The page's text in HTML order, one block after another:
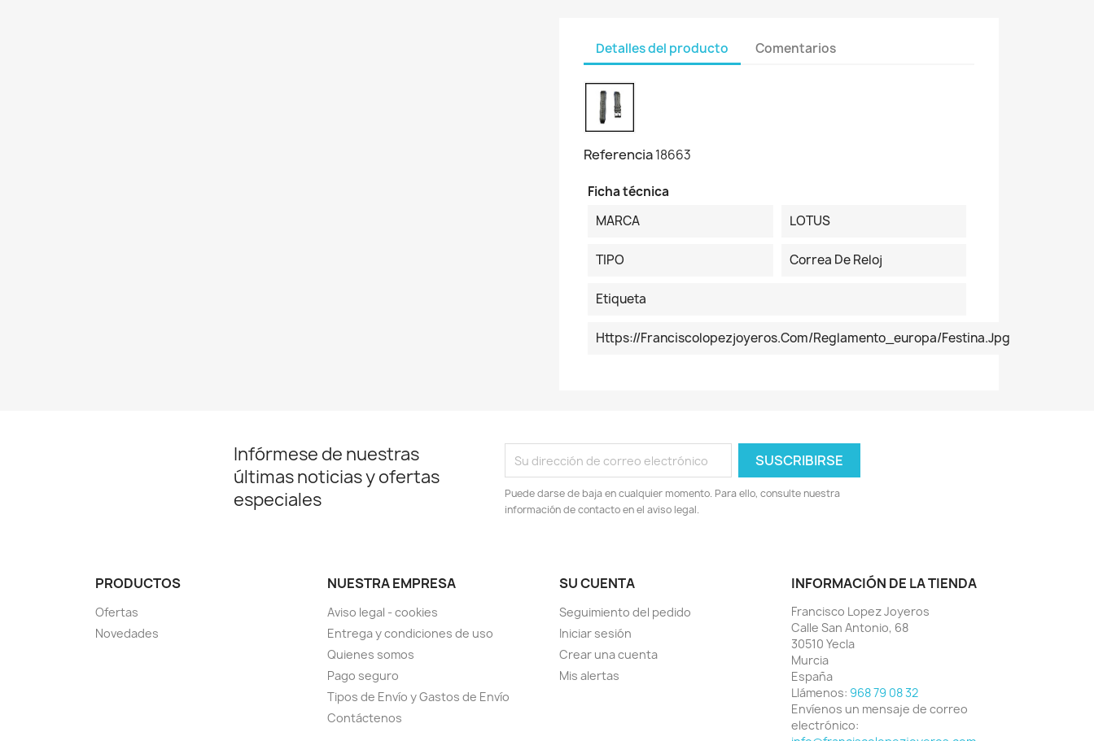
Detalles del producto Comentarios
Referencia18663
Ficha técnica
MARCA
LOTUS
TIPO Correa De Reloj
Etiqueta
Https://franciscolopezjoyeros.com/reglamento_europa/Festina.jpg
Infórmese de nuestras
últimas noticias y ofertas
especiales
Puede darse de baja en cualquier momento. Para ello, consulte nuestra
información de contacto en el aviso legal.
PRODUCTOS
Ofertas
Novedades
NUESTRA EMPRESA
Aviso legal - cookies
Entrega y condiciones de uso
Quienes somos
Pago seguro
Tipos de Envío y Gastos de Envío
Contáctenos
SU CUENTA
Seguimiento del pedido
Iniciar sesión
Crear una cuenta
Mis alertas
INFORMACIÓN DE LA TIENDA
Francisco Lopez Joyeros
Calle San Antonio, 68
30510 Yecla
Murcia
España
Llámenos: 968 79 08 32
Envíenos un mensaje de correo
electrónico: